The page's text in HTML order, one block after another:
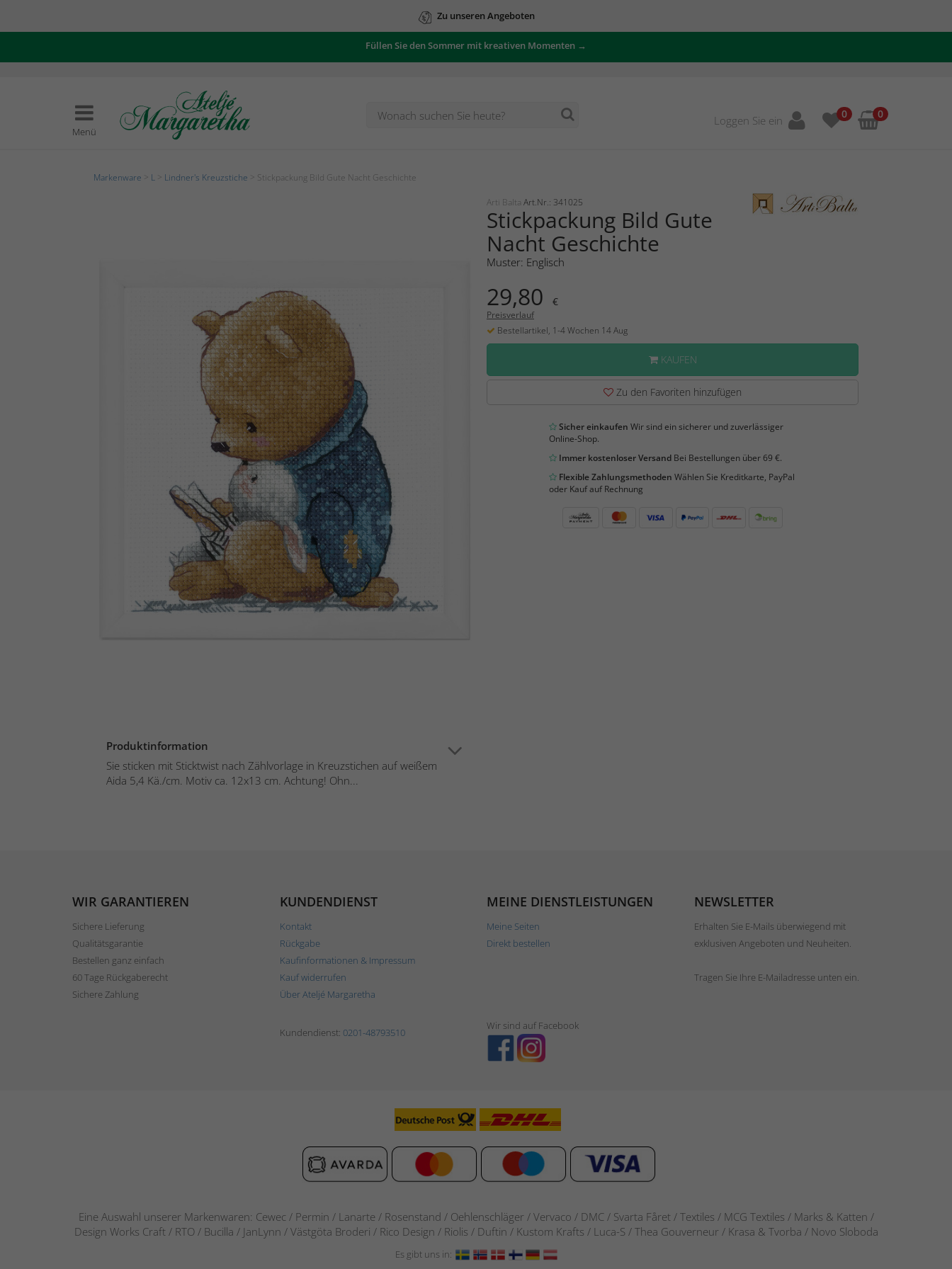
Zu unseren Angeboten
Füllen Sie den Sommer mit kreativen Momenten →
Menü
Loggen Sie ein 0 0
Markenware L Lindner's Kreuzstiche > Stickpackung Bild Gute Nacht Geschichte
Produktinformation
Sie sticken mit Sticktwist nach Zählvorlage in Kreuzstichen auf weißem
Aida 5,4 Kä./cm. Motiv ca. 12x13 cm. Achtung! Ohn...
Arti Balta Art.Nr.: 341025
Stickpackung Bild Gute
Nacht Geschichte
Muster: Englisch
29,80 €
Preisverlauf
Bestellartikel, 1-4 Wochen 14 Aug
KAUFEN
Zu den Favoriten hinzufügen
Sicher einkaufen Wir sind ein sicherer und zuverlässiger
Online-Shop.
Immer kostenloser VersandBei Bestellungen über 69 €.
Flexible Zahlungsmethoden Wählen Sie Kreditkarte, PayPal
oder Kauf auf Rechnung
WIR GARANTIEREN
Sichere Lieferung
Qualitätsgarantie
Bestellen ganz einfach
60 Tage Rückgaberecht
Sichere Zahlung
KUNDENDIENST
Kontakt
Rückgabe
Kaufinformationen & Impressum
Kauf widerrufen
Über Ateljé Margaretha
MEINE DIENSTLEISTUNGEN
Meine Seiten
Direkt bestellen
NEWSLETTER
Erhalten Sie E-Mails überwiegend mit
exklusiven Angeboten und Neuheiten.
Tragen Sie Ihre E-Mailadresse unten ein.
Kundendienst: 0201-48793510
Wir sind auf Facebook
Eine Auswahl unserer Markenwaren: Cewec / Permin / Lanarte / Rosenstand / Oehlenschläger / Vervaco / DMC / Svarta Fåret / Textiles / MCG Textiles / Marks & Katten /
Design Works Craft / RTO / Bucilla / JanLynn / Västgöta Broderi / Rico Design / Riolis / Duftin / Kustom Krafts / Luca-S / Thea Gouverneur / Krasa & Tvorba / Novo Sloboda
Es gibt uns in: